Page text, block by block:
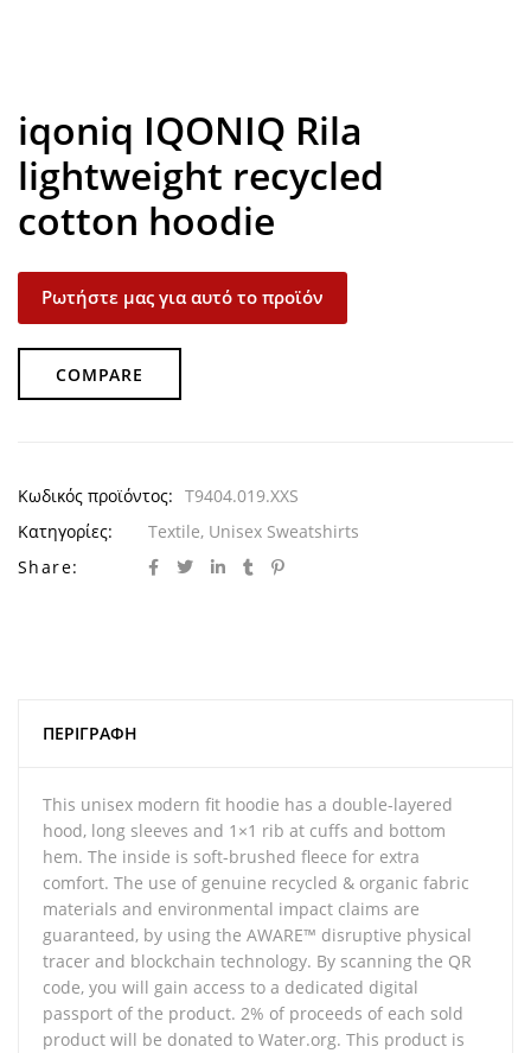
iqoniq IQONIQ Rila
lightweight recycled
cotton hoodie
Ρωτήστε μας για αυτό το προϊόν
COMPARE
Κωδικός προϊόντος: T9404.019.XXS
Κατηγορίες:
Textile, Unisex Sweatshirts
Share:
ΠΕΡΙΓΡΑΦΉ
This unisex modern fit hoodie has a double-layered
hood, long sleeves and 1×1 rib at cuffs and bottom
hem. The inside is soft-brushed fleece for extra
comfort. The use of genuine recycled & organic fabric
materials and environmental impact claims are
guaranteed, by using the AWARE™ disruptive physical
tracer and blockchain technology. By scanning the QR
code, you will gain access to a dedicated digital
passport of the product. 2% of proceeds of each sold
product will be donated to Water.org. This product is